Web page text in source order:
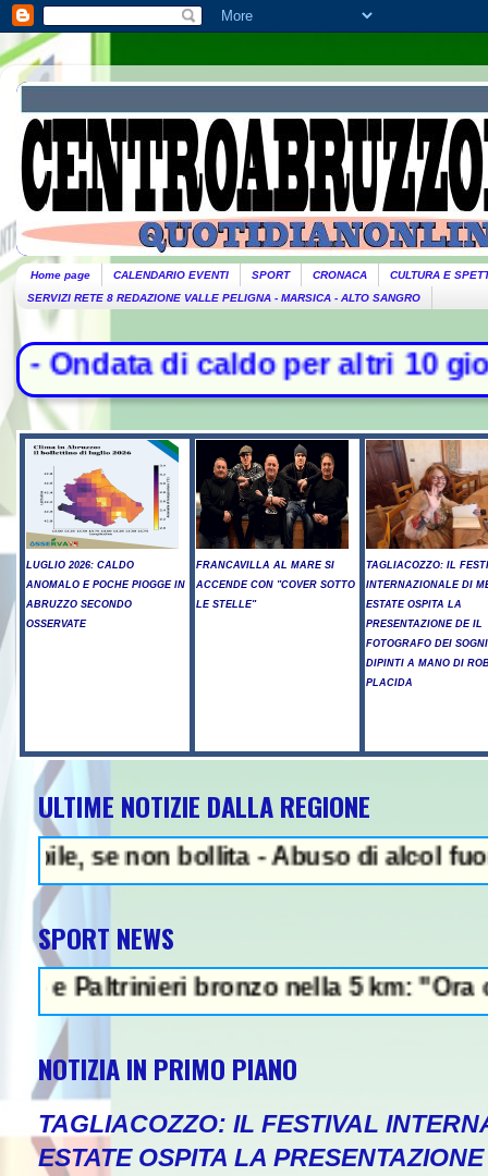
Home page CALENDARIO EVENTI SPORT CRONACA
CULTURA E
SERVIZI RETE 8 REDAZIONE VALLE PELIGNA - MARSICA - ALTO SANGRO
caldo per altri 10 giorni:
LUGLIO 2026: CALDO
ANOMALO E POCHE PIOGGE IN
ABRUZZO SECONDO
OSSERVATE
FRANCAVILLA AL MARE SI
ACCENDE CON "COVER SOTTO
LE STELLE"
TAGLIACOZZO: IL
INTERNAZIONALE DI
ESTATE OSPITA LA
PRESENTAZIONE DE IL
FOTOGRAFO DEI SOGNI
DIPINTI A MANO DI
PLACIDA
ULTIME NOTIZIE DALLA REGIONE
non bollita - Abuso di alcol fuori
SPORT NEWS
bronzo nella 5 km: "Ora ci
NOTIZIA IN PRIMO PIANO
TAGLIACOZZO: IL FESTIVAL
ESTATE OSPITA LA